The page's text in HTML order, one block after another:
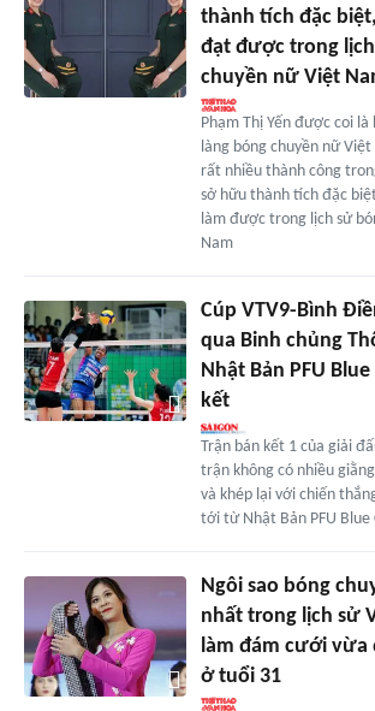
thành tích đặc
đạt được trong
chuyền nữ Việt
Phạm Thị Yến được coi
làng bóng chuyền nữ
rất nhiều thành công
sở hữu thành tích đặc
làm được trong lịch sử
Nam
Cúp VTV9-Bình
qua Binh chủng
Nhật Bản PFU
kết
Trận bán kết 1 của giải
trận không có nhiều
và khép lại với chiến
tới từ Nhật Bản PFU Blue
Ngôi sao bóng
nhất trong lịch sử
làm đám cưới
ở tuổi 31